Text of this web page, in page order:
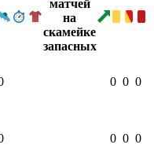
0 0 0
0 0 0